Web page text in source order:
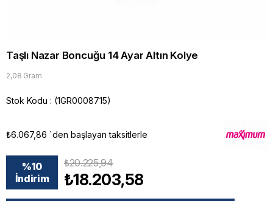
Taşlı Nazar Boncuğu 14 Ayar Altın Kolye
2,08 Gram
Stok Kodu (1GR0008715)
₺6.067,86 `den başlayan taksitlerle
%10
İndirim
₺20.225,94
₺18.203,58